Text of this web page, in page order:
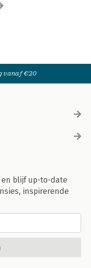
vanaf €20
en blijf up-to-date
inspirerende